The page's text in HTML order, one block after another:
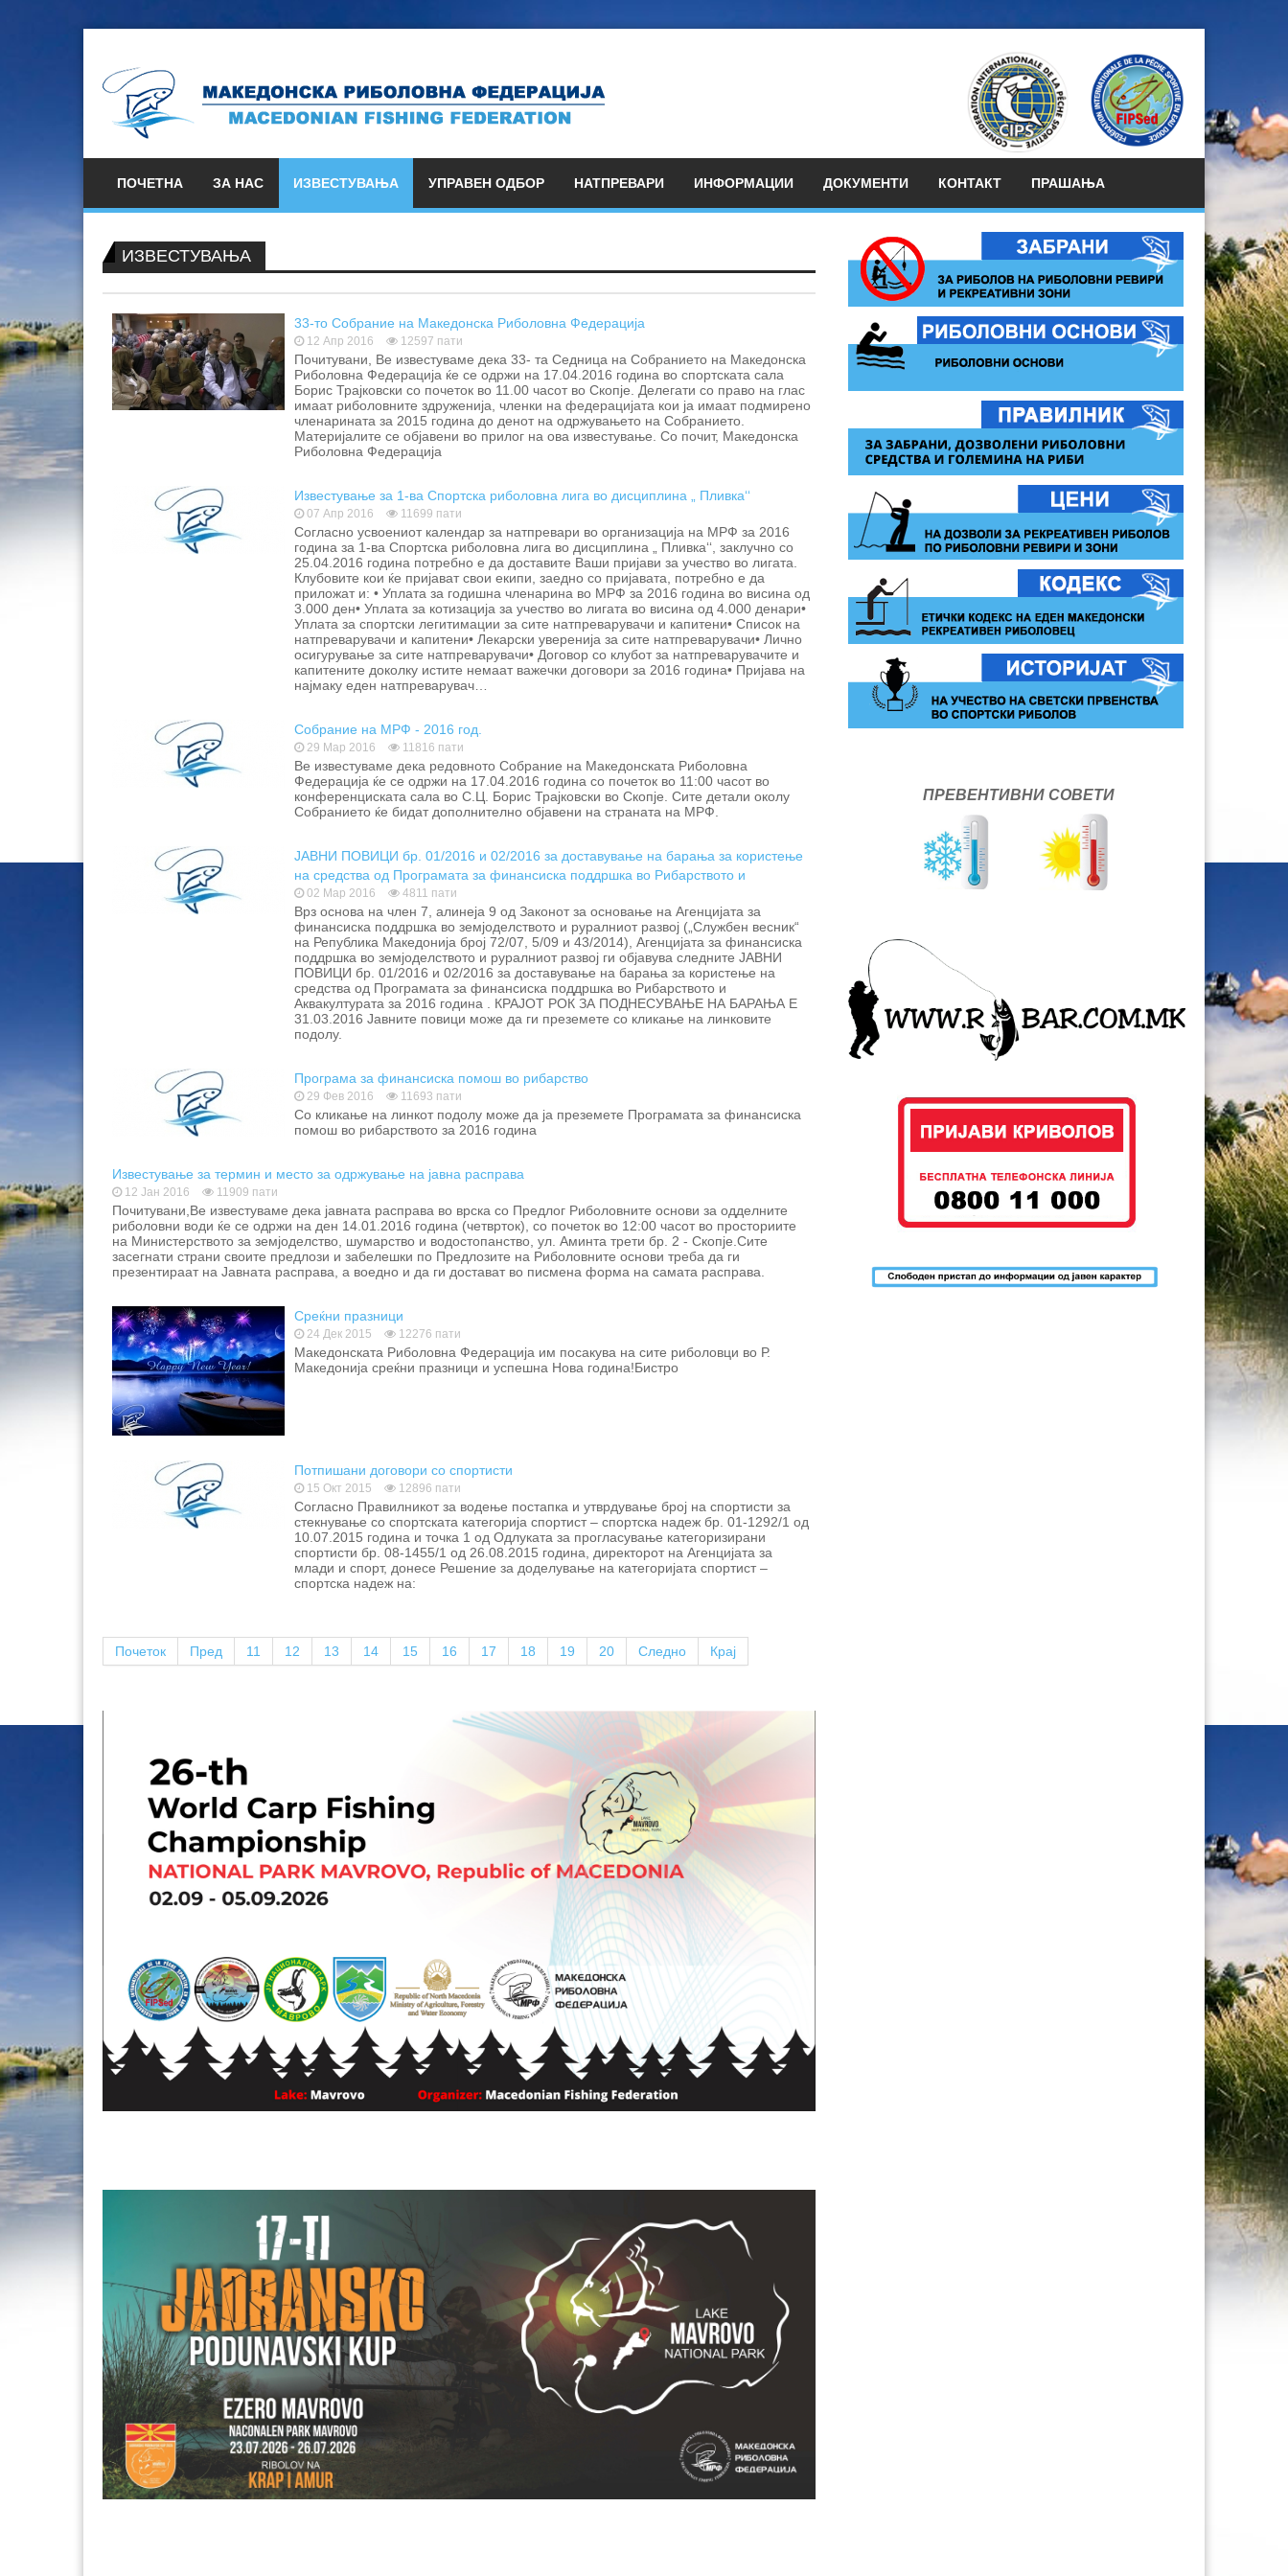
ПОЧЕТНА ЗА НАС ИЗВЕСТУВАЊА УПРАВЕН ОДБОР НАТПРЕВАРИ ИНФОРМАЦИИ ДОКУМЕНТИ КОНТАКТ ПРАШАЊА
ИЗВЕСТУВАЊА
33-то Собрание на Македонска Риболовна Федерација
12 Апр 2016 12597 пати
Почитувани, Ве известуваме дека 33- та Седница на Собранието на Македонска
Риболовна Федерација ќе се одржи на 17.04.2016 година во спортската сала
Борис Трајковски со почеток во 11.00 часот во Скопје. Делегати со право на глас
имаат риболовните здруженија, членки на федерацијата кои ја имаат подмирено
членарината за 2015 година до денот на одржувањето на Собранието.
Материјалите се објавени во прилог на ова известување. Со почит, Македонска
Риболовна Федерација
Известување за 1-ва Спортска риболовна лига во дисциплина „ Пливка‘‘
07 Апр 2016 11699 пати
Согласно усвоениот календар за натпревари во организација на МРФ за 2016
година за 1-ва Спортска риболовна лига во дисциплина „ Пливка‘‘, заклучно со
25.04.2016 година потребно е да доставите Ваши пријави за учество во лигата.
Клубовите кои ќе пријават свои екипи, заедно со пријавата, потребно е да
приложат и: • Уплата за годишна членарина во МРФ за 2016 година во висина од
3.000 ден• Уплата за котизација за учество во лигата во висина од 4.000 денари•
Уплата за спортски легитимации за сите натпреварувачи и капитени• Список на
натпреварувачи и капитени• Лекарски уверенија за сите натпреварувачи• Лично
осигурување за сите натпреварувачи• Договор со клубот за натпреварувачите и
капитените доколку истите немаат важечки договори за 2016 година• Пријава на
најмаку еден натпреварувач…
Собрание на МРФ - 2016 год.
29 Мар 2016 11816 пати
Ве известуваме дека редовното Собрание на Македонската Риболовна
Федерација ќе се одржи на 17.04.2016 година со почеток во 11:00 часот во
конференциската сала во С.Ц. Борис Трајковски во Скопје. Сите детали околу
Собранието ќе бидат дополнително објавени на страната на МРФ.
ЈАВНИ ПОВИЦИ бр. 01/2016 и 02/2016 за доставување на барања за користење
на средства од Програмата за финансиска поддршка во Рибарството и
Аквакултурата за 2016 година
02 Мар 2016 4811 пати
Врз основа на член 7, алинеја 9 од Законот за основање на Агенцијата за
финансиска поддршка во земјоделството и руралниот развој („Службен весник“
на Република Македонија број 72/07, 5/09 и 43/2014), Агенцијата за финансиска
поддршка во земјоделството и руралниот развој ги објавува следните ЈАВНИ
ПОВИЦИ бр. 01/2016 и 02/2016 за доставување на барања за користење на
средства од Програмата за финансиска поддршка во Рибарството и
Аквакултурата за 2016 година . КРАЈОТ РОК ЗА ПОДНЕСУВАЊЕ НА БАРАЊА Е
31.03.2016 Јавните повици може да ги преземете со кликање на линковите
подолу.
Програма за финансиска помош во рибарство
29 Фев 2016 11693 пати
Со кликање на линкот подолу може да ја преземете Програмата за финансиска
помош во рибарството за 2016 година
Известување за термин и место за одржување на јавна расправа
12 Јан 2016 11909 пати
Почитувани,Ве известуваме дека јавната расправа во врска со Предлог Риболовните основи за одделните
риболовни води ќе се одржи на ден 14.01.2016 година (четврток), со почеток во 12:00 часот во просториите
на Министерството за земјоделство, шумарство и водостопанство, ул. Аминта трети бр. 2 - Скопје.Сите
засегнати страни своите предлози и забелешки по Предлозите на Риболовните основи треба да ги
презентираат на Јавната расправа, а воедно и да ги достават во писмена форма на самата расправа.
Среќни празници
24 Дек 2015 12276 пати
Македонската Риболовна Федерација им посакува на сите риболовци во Р.
Македонија среќни празници и успешна Нова година!Бистро
Потпишани договори со спортисти
15 Окт 2015 12896 пати
Согласно Правилникот за водење постапка и утврдување број на спортисти за
стекнување со спортската категорија спортист – спортска надеж бр. 01-1292/1 од
10.07.2015 година и точка 1 од Одлуката за прогласување категоризирани
спортисти бр. 08-1455/1 од 26.08.2015 година, директорот на Агенцијата за
млади и спорт, донесе Решение за доделување на категоријата спортист –
спортска надеж на:
Почеток Пред 11 12 13 14 15 16 17 18 19 20 Следно Крај
ПРЕВЕНТИВНИ СОВЕТИ